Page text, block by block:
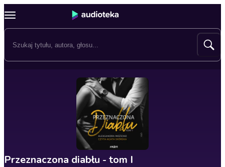
Przeznaczona diabłu - tom I